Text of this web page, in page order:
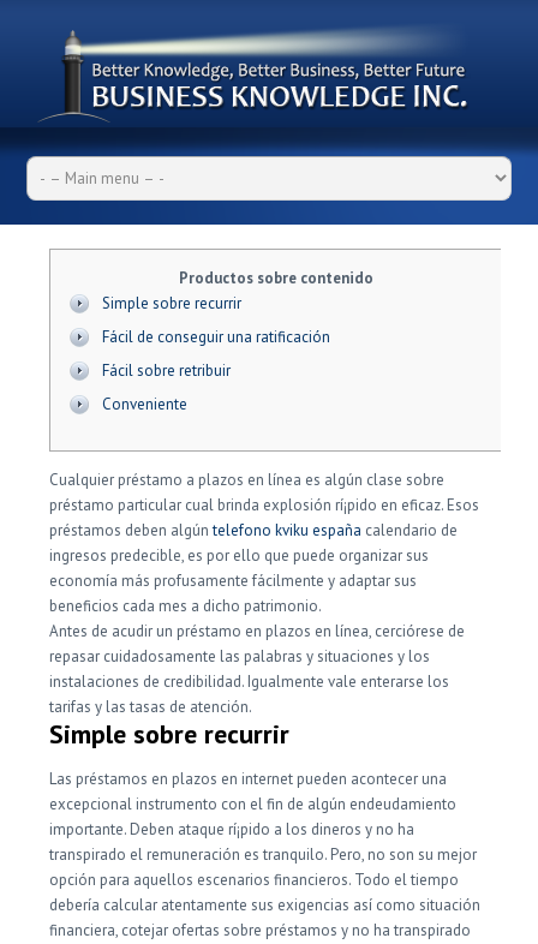
Productos sobre contenido
Simple sobre recurrir
Fácil de conseguir una ratificación
Fácil sobre retribuir
Conveniente
Cualquier préstamo a plazos en línea es algún clase sobre
préstamo particular cual brinda explosión rí¡pido en eficaz. Esos
préstamos deben algúntelefono kviku españa calendario de
ingresos predecible, es por ello que puede organizar sus
economía más profusamente fácilmente y adaptar sus
beneficios cada mes a dicho patrimonio.
Antes de acudir un préstamo en plazos en línea, cerciórese de
repasar cuidadosamente las palabras y situaciones y los
instalaciones de credibilidad. Igualmente vale enterarse los
tarifas y las tasas de atención.
Simple sobre recurrir
Las préstamos en plazos en internet pueden acontecer una
excepcional instrumento con el fin de algún endeudamiento
importante. Deben ataque rí¡pido a los dineros y no ha
transpirado el remuneración es tranquilo. Pero, no son su mejor
opción para aquellos escenarios financieros. Todo el tiempo
debería calcular atentamente sus exigencias así­ como situación
financiera, cotejar ofertas sobre préstamos y no ha transpirado